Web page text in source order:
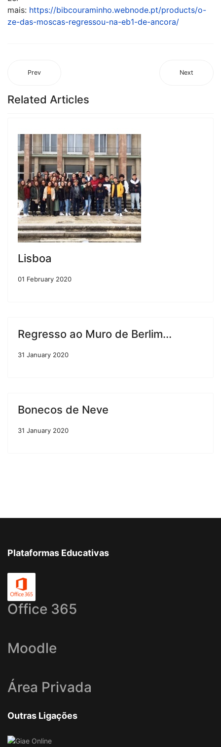
mais: https://bibcouraminho.webnode.pt/products/o-
ze-das-moscas-regressou-na-eb1-de-ancora/
Prev Next
Related Articles
Lisboa
01 February 2020
Regresso ao Muro de Berlim...
31 January 2020
Bonecos de Neve
31 January 2020
Plataformas Educativas
Office 365
Moodle
Área Privada
Outras Ligações